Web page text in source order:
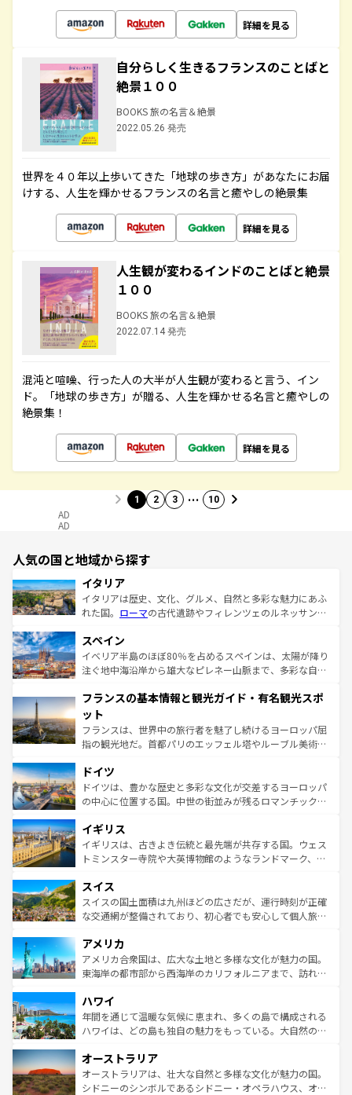
詳細を見る
自分らしく生きるフランスのことばと
絶景１００
BOOKS 旅の名言＆絶景
2022.05.26 発売
世界を４０年以上歩いてきた「地球の歩き方」があなたにお届
けする、人生を輝かせるフランスの名言と癒やしの絶景集
詳細を見る
人生観が変わるインドのことばと絶景
１００
BOOKS 旅の名言＆絶景
2022.07.14 発売
混沌と喧噪、行った人の大半が人生観が変わると言う、イン
ド。「地球の歩き方」が贈る、人生を輝かせる名言と癒やしの
絶景集！
詳細を見る
1 2 3 … 10
AD
AD
人気の国と地域から探す
イタリア
イタリアは歴史、文化、グルメ、自然と多彩な魅力にあふ
れた国。 ローマの古代遺跡やフィレンツェのルネッサンス
ろん、トスカーナの美しい田園風景やアマルフィ海岸の絶
景など、自然景観も見逃せない。観光の合間には、本場の
ピザやパスタなど、絶品のイタリア料理を堪能することも
ませてくれるイタリアで、忘れられない旅をしてみよう！
なお、新着のイタリア情報は
しい。
スペイン
イベリア半島のほぼ80％を占めるスペインは、太陽が降り
注ぐ地中海沿岸から雄大なピレネー山脈まで、多彩な自然
文化が根付くこの国では、情熱的なフラメンコ、熱気あふ
れる闘牛、そして美味しいタパスが生活の一部となってい
る。首都マドリードの洗練された雰囲気や、バルセロナの
アートに溢れた街角から、地方では古代ローマ遺跡や中世
せる。地方によって風土や気候が異なるスペインはその個
性で訪れる人を魅了する。 なお、新着のスペイン情報は コ
ンテンツ一覧を参照してほしい。
フランスの基本情報と観光ガイド・有名観光スポ
ット
フランスは、世界中の旅行者を魅了し続けるヨーロッパ屈
指の観光地だ。首都パリのエッフェル塔やルーブル美術館
で、幅広い魅力が詰まっている。華麗な宮殿、歴史的な大
聖堂、美しいビーチ、そして豊かな自然が、訪れる者を心
から魅了する。また、フランスは美食の国としても知ら
いる。シャンパンの発祥地であるランス、プロヴァンスの
香り高いラベンダー畑など、多彩な楽しみ方が可能だ。さ
らに、パリ以外の地域にも魅力が溢れており、どの街角に
れる地方に足を運ぶとそれぞれで全く異なる文化を体験で
きるだろう。 なお、新着のフランス情報はコンテンツ一覧
を参照してほしい。
ドイツ
ドイツは、豊かな歴史と多彩な文化が交差するヨーロッパ
の中心に位置する国。中世の街並みが残るロマンチック街
顔を持つこの国は、どこを歩いても飽きることがない。ベ
ルリンの文化的活気、バイエルン州のアルプスの絶景、そ
してライン川沿いのワイン畑といった風景は必見。ビール
は、お酒好きな人にはぜひ体験してほしい。 なお、新着の
ドイツ情報はコンテンツ一覧を参照してほしい。
イギリス
イギリスは、古きよき伝統と最先端が共存する国。ウェス
トミンスター寺院や大英博物館のようなランドマーク、歴
リアごとに異なる魅力がある。また、優雅なアフタヌーン
ティー、ビール好きにはたまらない英国パブ、サッカー観
戦など、本場だからこそできる体験も豊富。イギリスを旅
ンツ一覧を参照してほしい。
スイス
スイスの国土面積は九州ほどの広さだが、運行時刻が正確
な交通網が整備されており、初心者でも安心して個人旅行
の建物がそのまま残る町や、スイスならではのユニークな
博物館もあり、アルプス観光だけでなく町歩きも満喫する
ことができる。国民の所得が高いため物価も高いが、旅行
ば市内交通費無料で観光を楽しむこともできる。 なお、新
着のスイス情報はコンテンツ一覧 を参照してほしい。
アメリカ
アメリカ合衆国は、広大な土地と多様な文化が魅力の国。
東海岸の都市部から西海岸のカリフォルニアまで、訪れる
のような巨大都市は、観光、ショッピング、エンターテイ
ンメントが詰まった刺激的なスポットだ。一方、アメリカ
西部には大自然が広がり、グランドキャニオンやイエロー
部のニューオーリンズでは、音楽と美食が融合した独特の
文化が魅力。旅行者はアメリカの各地域で異なる魅力を楽
しみながら、その多様性と豊かな歴史を感じることができ
ハワイ
年間を通じて温暖な気候に恵まれ、多くの島で構成される
ハワイは、どの島も独自の魅力をもっている。大自然の神
ワイ島は見逃せない。また、定番の観光地といえばオアフ
島だが、静かな自然を求めるならマウイ島やカウアイ島が
おすすめ。エメラルドグリーンに輝く海をはじめ、豊かな
オーストラリア
オーストラリアは、壮大な自然と多様な文化が魅力の国。
シドニーのシンボルであるシドニー・オペラハウス、オー